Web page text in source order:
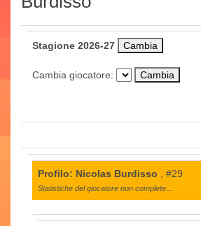
Stagione 2026-27
Cambia giocatore:
Profilo: Nicolas Burdisso , #29
Statistiche del giocatore non complete...